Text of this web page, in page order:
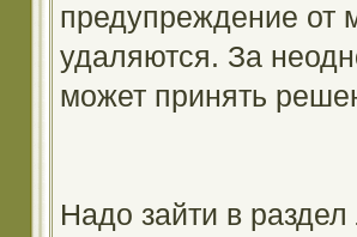
предупреждение от
удаляются. За
может принять
Надо зайти в